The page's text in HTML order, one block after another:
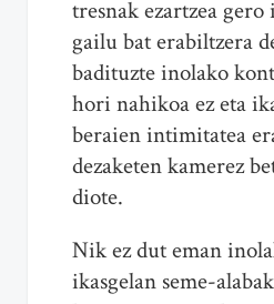
tresnak ezartzea
gailu bat erabiltzera
badituzte inolako
hori nahikoa ez eta
beraien intimitatea
dezaketen kamerez
diote.
Nik ez dut eman
ikasgelan seme-